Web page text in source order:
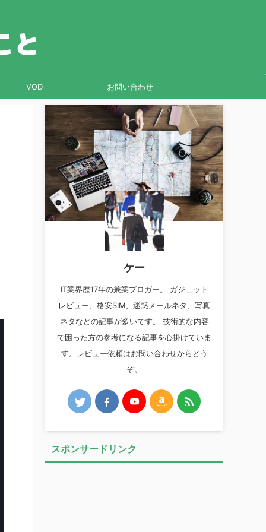
VOD お問い合わせ
ケー
IT業界歴17年の兼業ブロガー。 ガジェット
レビュー、格安SIM、迷惑メールネタ、写真
ネタなどの記事が多いです。 技術的な内容
で困った方の参考になる記事を心掛けていま
す。レビュー依頼はお問い合わせからどう
ぞ。
スポンサードリンク